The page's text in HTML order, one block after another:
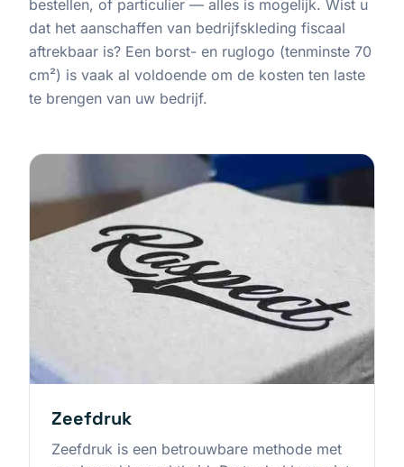
bestellen, of particulier — alles is mogelijk. Wist u
dat het aanschaffen van bedrijfskleding fiscaal
aftrekbaar is? Een borst- en ruglogo (tenminste 70
cm²) is vaak al voldoende om de kosten ten laste
te brengen van uw bedrijf.
Zeefdruk
Zeefdruk is een betrouwbare methode met